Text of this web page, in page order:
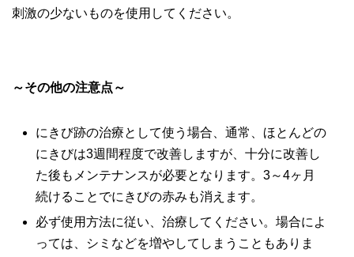
刺激の少ないものを使用してください。
～その他の注意点～
にきび跡の治療として使う場合、通常、ほとんどの
にきびは3週間程度で改善しますが、十分に改善し
た後もメンテナンスが必要となります。3～4ヶ月
続けることでにきびの赤みも消えます。
必ず使用方法に従い、治療してください。場合によ
っては、シミなどを増やしてしまうこともありま